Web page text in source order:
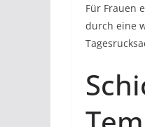
Für Frauen
durch eine